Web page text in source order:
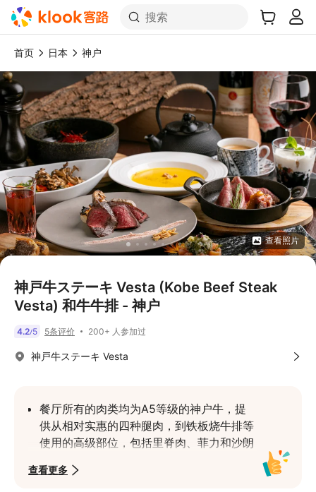
搜索
首页 日本 神户
查看照片
神戸牛ステーキ Vesta (Kobe Beef Steak
Vesta) 和牛牛排 - 神户
4.2/5 5条评价 200+ 人参加过
神戸牛ステーキ Vesta
餐厅所有的肉类均为A5等级的神户牛，提
供从相对实惠的四种腿肉，到铁板烧牛排等
使用的高级部位，包括里脊肉、菲力和沙朗
查看更多